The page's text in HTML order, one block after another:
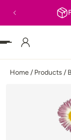
AU
Home/ Products /